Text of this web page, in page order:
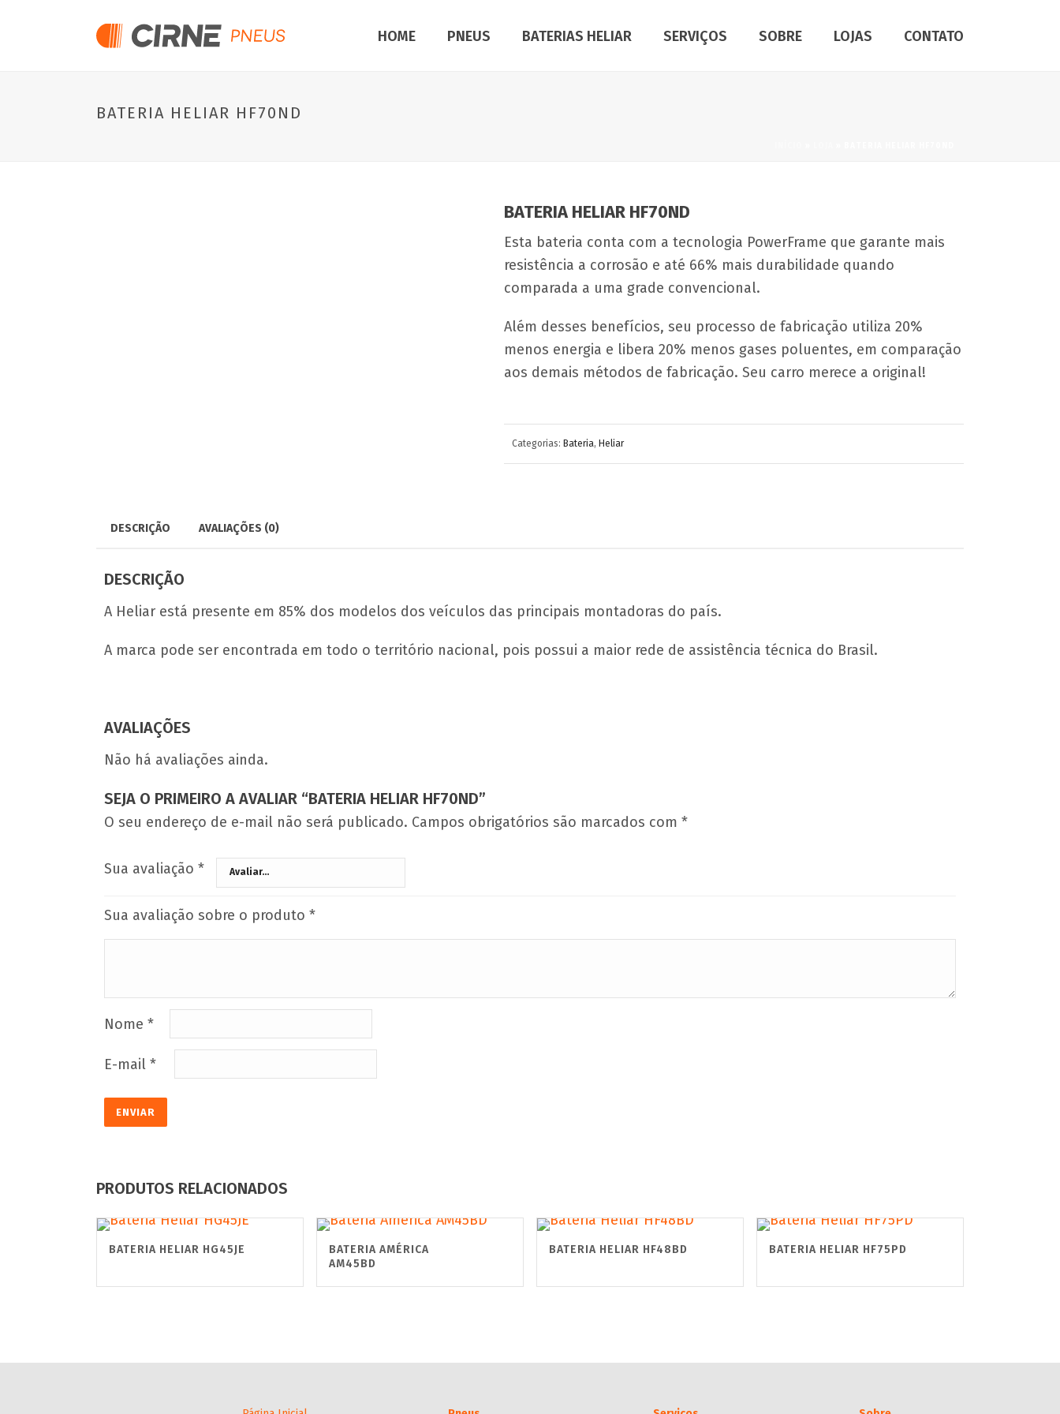
HOME PNEUS BATERIAS HELIAR SERVIÇOS SOBRE LOJAS CONTATO
BATERIA HELIAR HF70ND
BATERIA HELIAR HF70ND
Esta bateria conta com a tecnologia PowerFrame que garante mais
resistência a corrosão e até 66% mais durabilidade quando
comparada a uma grade convencional.
Além desses benefícios, seu processo de fabricação utiliza 20%
menos energia e libera 20% menos gases poluentes, em comparação
aos demais métodos de fabricação. Seu carro merece a original!
Categorias: Bateria, Heliar
DESCRIÇÃO AVALIAÇÕES (0)
DESCRIÇÃO
A Heliar está presente em 85% dos modelos dos veículos das principais montadoras do país.
A marca pode ser encontrada em todo o território nacional, pois possui a maior rede de assistência técnica do Brasil.
AVALIAÇÕES
Não há avaliações ainda.
SEJA O PRIMEIRO A AVALIAR “BATERIA HELIAR HF70ND”
O seu endereço de e-mail não será publicado. Campos obrigatórios são marcados com *
Sua avaliação *
Sua avaliação sobre o produto *
Nome *
E-mail *
PRODUTOS RELACIONADOS
BATERIA HELIAR HG45JE
BATERIA AMÉRICA
AM45BD
BATERIA HELIAR HF48BD BATERIA HELIAR HF75PD